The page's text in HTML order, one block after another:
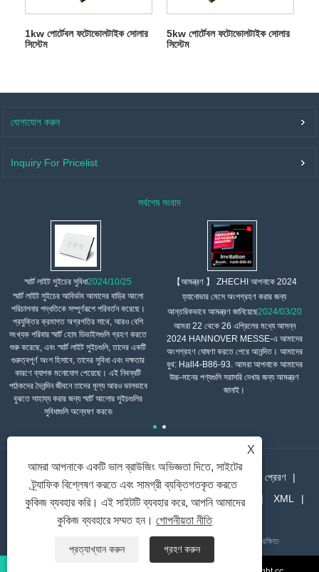
1kw পোর্টেবল ফটোভোলটাইক সোলার
সিস্টেম
5kw পোর্টেবল ফটোভোলটাইক সোলার
সিস্টেম
যোগাযোগ করুন
Inquiry For Pricelist
সর্বশেষ সংবাদ
স্মার্ট লাইট সুইচের সুবিধা2024/10/25
স্মার্ট লাইট সুইচের আবির্ভাব আমাদের বাড়ির আলো
পরিচালনার পদ্ধতিকে সম্পূর্ণরূপে পরিবর্তন করেছে।
প্রযুক্তির ক্রমাগত অগ্রগতির সাথে, আরও বেশি
সংখ্যক পরিবার স্মার্ট হোম ডিভাইসগুলি গ্রহণ করতে
শুরু করেছে, এবং স্মার্ট লাইট সুইচগুলি, তাদের একটি
গুরুত্বপূর্ণ অংশ হিসাবে, তাদের সুবিধা এবং দক্ষতার
কারণে ব্যাপক মনোযোগ পেয়েছে। এই নিবন্ধটি
পাঠকদের দৈনন্দিন জীবনে তাদের মূল্য আরও ভালভাবে
বুঝতে সাহায্য করার জন্য স্মার্ট আলোর সুইচগুলির
সুবিধাগুলি অন্বেষণ করবে৷
【আমন্ত্রণ 】 ZHECHI আপনাকে 2024
হ্যানোভার মেসে অংশগ্রহণ করার জন্য
আন্তরিকভাবে আমন্ত্রণ জানিয়েছে2024/03/20
আমরা 22 থেকে 26 এপ্রিলের মধ্যে আসন্ন
2024 HANNOVER MESSE-এ আমাদের
অংশগ্রহণ ঘোষণা করতে পেরে আনন্দিত। আমাদের
বুথ: Hall4-B86-93. আমরা আপনাকে আমাদের
উচ্চ-মানের পণ্যগুলি সরাসরি দেখার জন্য আমন্ত্রণ
জানাই।
বাড়ি আমাদের সম্পর্কে পণ্য
তদন্ত প্রেরণ
আমাদের সাথে যোগাযোগ করুন
লিঙ্ক Sitemap RSS
XML
Privacy Policy
কপিরাইট © 2021 Wenzhou Zhechi Electric Co., Ltd. সর্বস্বত্ব সংরক্ষিত৷
X
আমরা আপনাকে একটি ভাল ব্রাউজিং অভিজ্ঞতা দিতে, সাইটের
ট্র্যাফিক বিশ্লেষণ করতে এবং সামগ্রী ব্যক্তিগতকৃত করতে
কুকিজ ব্যবহার করি। এই সাইটটি ব্যবহার করে, আপনি আমাদের
কুকিজ ব্যবহারে সম্মত হন।গোপনীয়তা নীতি
প্রত্যাখ্যান করুন গ্রহণ করুন